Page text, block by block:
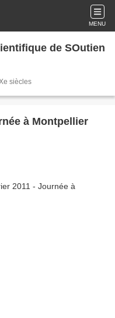
MENU
de SOutien
siècles
à Montpellier